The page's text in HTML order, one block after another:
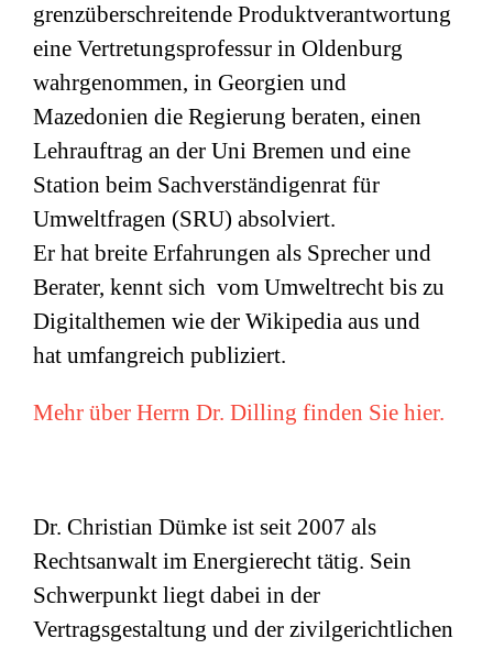
grenzüberschreitende Produktverantwortung
eine Vertretungsprofessur in Oldenburg
wahrgenommen, in Georgien und
Mazedonien die Regierung beraten, einen
Lehrauftrag an der Uni Bremen und eine
Station beim Sachverständigenrat für
Umweltfragen (SRU) absolviert.
Er hat breite Erfahrungen als Sprecher und
Berater, kennt sich vom Umweltrecht bis zu
Digitalthemen wie der Wikipedia aus und
hat umfangreich publiziert.
Mehr über Herrn Dr. Dilling finden Sie hier.
Dr. Christian Dümke ist seit 2007 als
Rechtsanwalt im Energierecht tätig. Sein
Schwerpunkt liegt dabei in der
Vertragsgestaltung und der zivilgerichtlichen